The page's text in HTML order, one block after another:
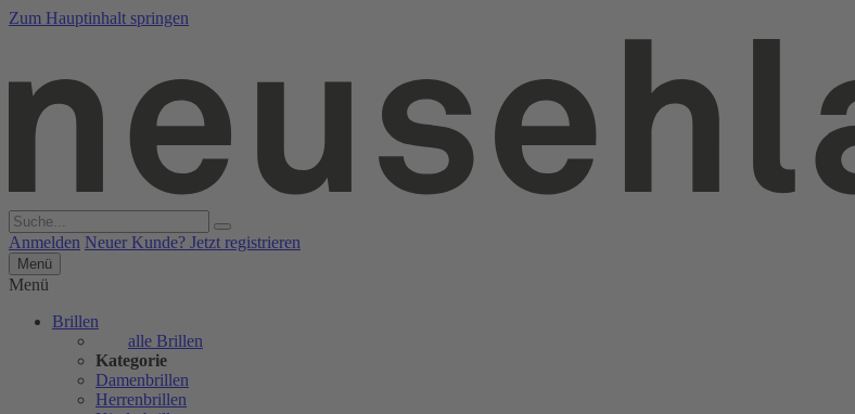
Zum Hauptinhalt springen
Anmelden Neuer Kunde? Jetzt registrieren
Menü
Menü
Brillen
alle Brillen
Kategorie
Damenbrillen
Herrenbrillen